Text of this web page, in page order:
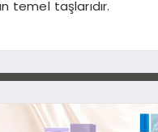
temel taşlarıdır.